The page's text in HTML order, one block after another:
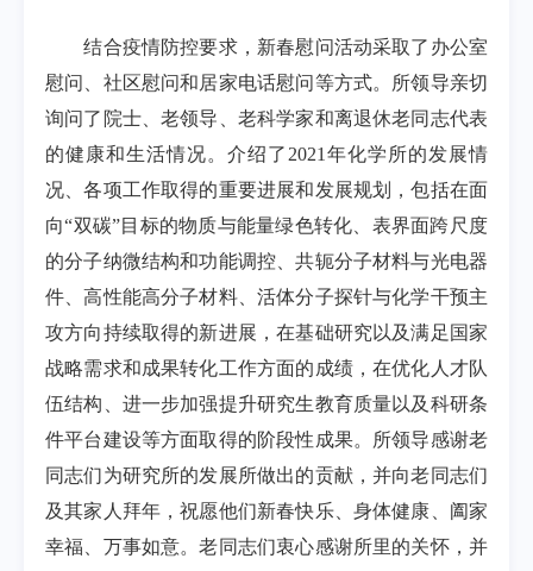
结合疫情防控要求，新春慰问活动采取了办公室
慰问、社区慰问和居家电话慰问等方式。所领导亲切
询问了院士、老领导、老科学家和离退休老同志代表
的健康和生活情况。介绍了 2021 年化学所的发展情
况、各项工作取得的重要进展和发展规划，包括在面
向“双碳”目标的物质与能量绿色转化、表界面跨尺度
的分子纳微结构和功能调控、共轭分子材料与光电器
件、高性能高分子材料、活体分子探针与化学干预主
攻方向持续取得的新进展，在基础研究以及满足国家
战略需求和成果转化工作方面的成绩，在优化人才队
伍结构、进一步加强提升研究生教育质量以及科研条
件平台建设等方面取得的阶段性成果。所领导感谢老
同志们为研究所的发展所做出的贡献，并向老同志们
及其家人拜年，祝愿他们新春快乐、身体健康、阖家
幸福、万事如意。老同志们衷心感谢所里的关怀，并